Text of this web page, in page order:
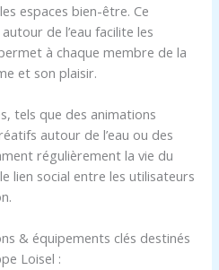
espaces bien-être. Ce
de l’eau facilite les
à chaque membre de la
et son plaisir.
tels que des animations
autour de l’eau ou des
régulièrement la vie du
lien social entre les utilisateurs
& équipements clés destinés
Loisel :